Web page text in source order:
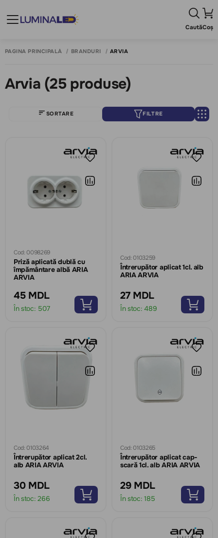
CautăCoș
PAGINA PRINCIPALĂ BRANDURI ARVIA
Arvia (25 produse)
SORTARE FILTRE
Cod: 0098269
Priză aplicată dublă cu
împământare albă ARIA
ARVIA
45 MDL
În stoc: 507
Cod: 0103259
Întrerupător aplicat 1cl. alb
ARIA ARVIA
27 MDL
În stoc: 489
Cod: 0103264
Întrerupător aplicat 2cl.
alb ARIA ARVIA
30 MDL
În stoc: 266
Cod: 0103265
Întrerupător aplicat cap-
scară 1cl. alb ARIA ARVIA
29 MDL
În stoc: 185